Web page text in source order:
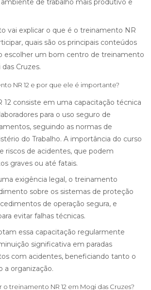
de trabalho mais produtivo e
vai explicar o que é o treinamento NR
quais são os principais conteúdos
escolher um bom centro de treinamento
Cruzes.
NR 12 e por que ele é importante?
12 consiste em uma capacitação técnica
para o uso seguro de
seguindo as normas de
do Trabalho. A importância do curso
riscos de acidentes, que podem
graves ou até fatais.
exigência legal, o treinamento
sobre os sistemas de proteção
de operação segura, e
evitar falhas técnicas.
essa capacitação regularmente
significativa em paradas
com acidentes, beneficiando tanto o
a organização.
treinamento NR 12 em Mogi das Cruzes?